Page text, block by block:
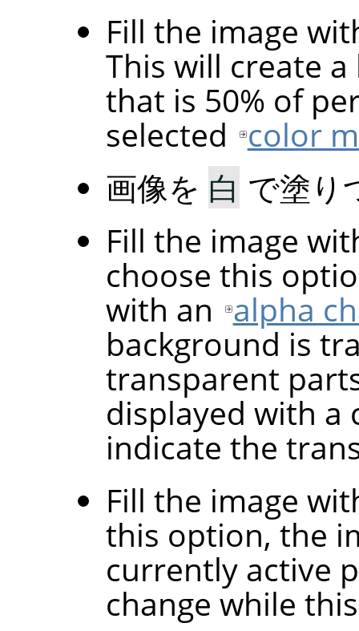
Fill the image
This will create
that is 50% of
selected color
画像を 白 で塗り
Fill the image
choose this
with an alpha
background is
transparent
displayed with a
indicate the
Fill the image
this option, the
currently active
change while